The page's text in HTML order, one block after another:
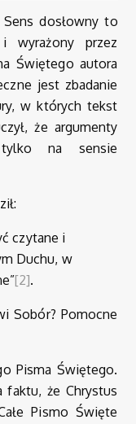
dosłowny to
wyrażony przez
Świętego autora
jest zbadanie
w których tekst
że argumenty
na sensie
czytane i
Duchu, w
[2].
Sobór? Pomocne
Pisma Świętego.
faktu, że Chrystus
Pismo Święte